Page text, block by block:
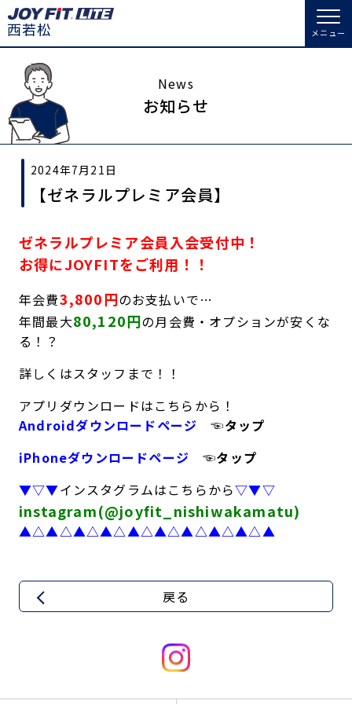
メニュー
店舗トップ
会員の方へトップ
会員様へのお知らせ
予約する 休会お手続き
オプション料金
店舗情報・サービス よくあるご質問
店舗へのお問い合わせ
入会のお手続きをする
入会するトップ
入会を悩まれている方へトップ
キャンペーン
アクセス 店舗情報・サービス
見学・体験 スタジオプログラム情報
入会方法 よくあるご質問
店舗へのお問い合わせ
JOYFIT総合トップ
JOYFIT+ 店舗を探す
News
お知らせ
2024年7月21日
【ゼネラルプレミア会員】
ゼネラルプレミア会員入会受付中！
お得にJOYFITをご利用！！
年会費3,800円のお支払いで…
年間最大80,120円の月会費・オプションが安くな
る！？
詳しくはスタッフまで！！
アプリダウンロードはこちらから！
Androidダウンロードページ ☜タップ
iPhoneダウンロードページ ☜タップ
▼▽▼インスタグラムはこちらから▽▼▽
instagram(@joyfit_nishiwakamatu)
▲△▲△▲△▲△▲△▲△▲△▲△▲△▲
戻る